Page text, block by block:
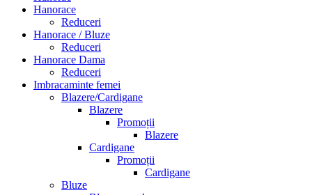
Hanorace
Reduceri
Hanorace / Bluze
Reduceri
Hanorace Dama
Reduceri
Imbracaminte femei
Blazere/Cardigane
Blazere
Promoții
Blazere
Cardigane
Promoții
Cardigane
Bluze